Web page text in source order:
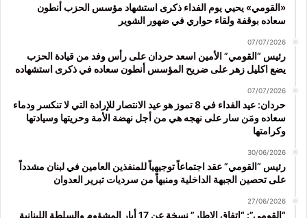
«القومي» يحيي يوم الفداء ذكرى استشهاد مؤسس الحزب أنطون
سعاده بوقفة ولقاء حواري في ضهور الشوير
07/07/2026
رئيس “القومي” الأمين اسعد حردان على رأس وفد من قيادة الحزب
يضع اكليل زهر على ضريح المؤسس أنطون سعاده في ذكرى استشهاده
07/07/2026
حردان: عيد الفداء في 8 تموز هو عيد الانتصار للإرادة التي لا تنكسر ودماء
سعاده ومَن سار على نهجه هي من أجل نهضة الأمة وحريتها وسيادتها
وكرامتها
30/06/2026
رئيس “القومي” عقد اجتماعاً توجيهياً للمنفذين العامين في لبنان مشدداً
على تحصين الجبهة الداخلية ومنبهاً من سرديات تبرير العدوان
27/06/2026
“القومي”: “اتفاق الاطار” نسخة عن 17 أيار المشؤوم والسلطة اللبنانية